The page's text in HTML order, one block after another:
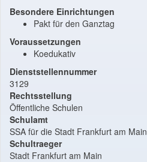
Besondere Einrichtungen
Pakt für den Ganztag
Voraussetzungen
Koedukativ
Dienststellennummer
3129
Rechtsstellung
Öffentliche Schulen
Schulamt
SSA für die Stadt Frankfurt am Main
Schultraeger
Stadt Frankfurt am Main